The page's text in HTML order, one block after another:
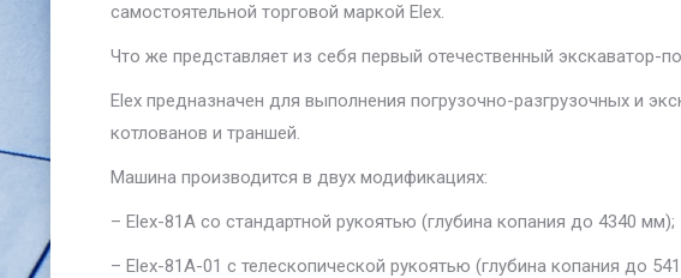
самостоятельной торговой маркой Elex.
Что же представляет из себя первый отечественный экскаватор-
Elex предназначен для выполнения погрузочно-разгрузочных и
котлованов и траншей.
Машина производится в двух модификациях:
– Elex-81A со стандартной рукоятью (глубина копания до 4340 мм);
– Elex-81A-01 с телескопической рукоятью (глубина копания до